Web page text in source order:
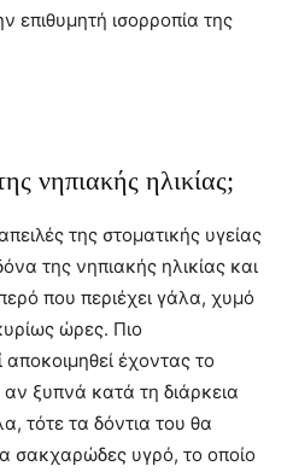
επιθυμητή ισορροπία της
νηπιακής ηλικίας;
της στοματικής υγείας
της νηπιακής ηλικίας και
που περιέχει γάλα, χυμό
ώρες. Πιο
έχοντας το
ξυπνά κατά τη διάρκεια
τότε τα δόντια του θα
σακχαρώδες υγρό, το οποίο